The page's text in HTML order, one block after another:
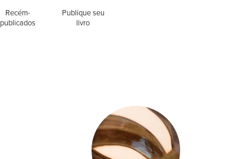
Recém-
publicados
Publique seu
livro